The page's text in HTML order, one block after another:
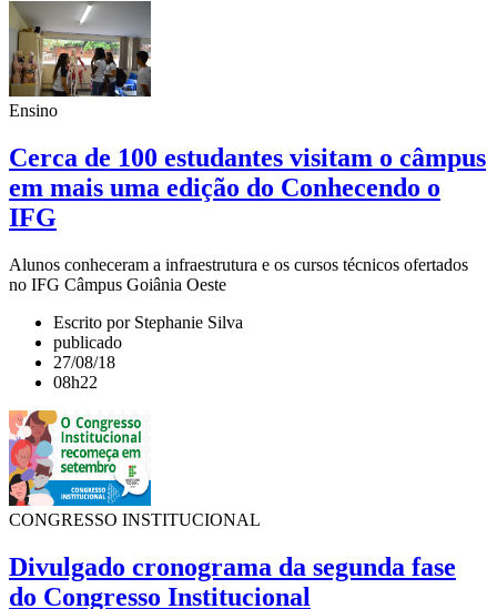
Ensino
Cerca de 100 estudantes visitam o câmpus
em mais uma edição do Conhecendo o
IFG
Alunos conheceram a infraestrutura e os cursos técnicos ofertados
no IFG Câmpus Goiânia Oeste
Escrito por Stephanie Silva
publicado
27/08/18
08h22
CONGRESSO INSTITUCIONAL
Divulgado cronograma da segunda fase
do Congresso Institucional